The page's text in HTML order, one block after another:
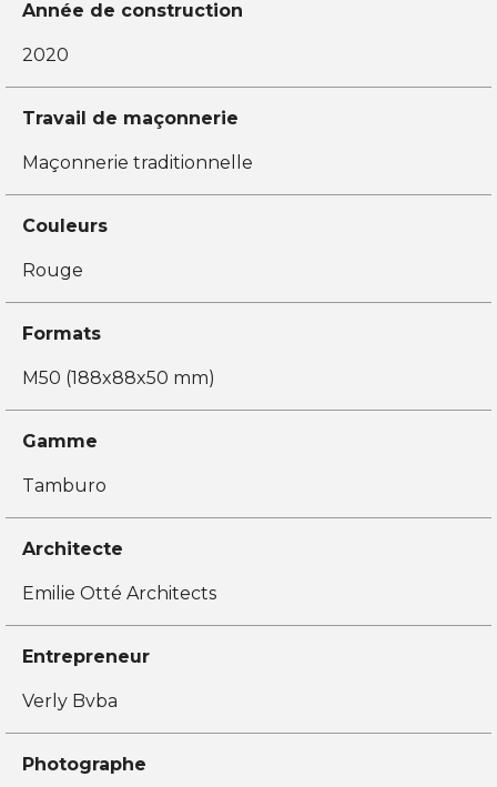
Année de construction
2020
Travail de maçonnerie
Maçonnerie traditionnelle
Couleurs
Rouge
Formats
M50 (188x88x50 mm)
Gamme
Tamburo
Architecte
Emilie Otté Architects
Entrepreneur
Verly Bvba
Photographe